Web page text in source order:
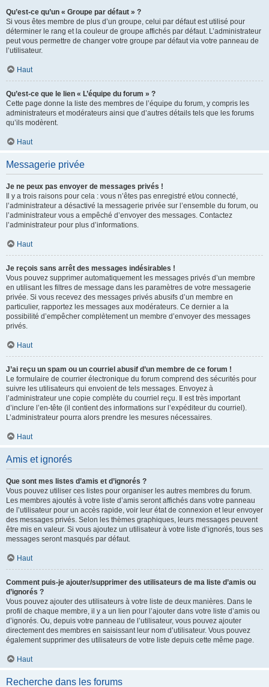
Qu’est-ce qu’un « Groupe par défaut » ?
Si vous êtes membre de plus d’un groupe, celui par défaut est utilisé pour
déterminer le rang et la couleur de groupe affichés par défaut. L’administrateur
peut vous permettre de changer votre groupe par défaut via votre panneau de
l’utilisateur.
Haut
Qu’est-ce que le lien « L’équipe du forum » ?
Cette page donne la liste des membres de l’équipe du forum, y compris les
administrateurs et modérateurs ainsi que d’autres détails tels que les forums
qu’ils modèrent.
Haut
Messagerie privée
Je ne peux pas envoyer de messages privés !
Il y a trois raisons pour cela : vous n’êtes pas enregistré et/ou connecté,
l’administrateur a désactivé la messagerie privée sur l’ensemble du forum, ou
l’administrateur vous a empêché d’envoyer des messages. Contactez
l’administrateur pour plus d’informations.
Haut
Je reçois sans arrêt des messages indésirables !
Vous pouvez supprimer automatiquement les messages privés d’un membre
en utilisant les filtres de message dans les paramètres de votre messagerie
privée. Si vous recevez des messages privés abusifs d’un membre en
particulier, rapportez les messages aux modérateurs. Ce dernier a la
possibilité d’empêcher complètement un membre d’envoyer des messages
privés.
Haut
J’ai reçu un spam ou un courriel abusif d’un membre de ce forum !
Le formulaire de courrier électronique du forum comprend des sécurités pour
suivre les utilisateurs qui envoient de tels messages. Envoyez à
l’administrateur une copie complète du courriel reçu. Il est très important
d’inclure l’en-tête (il contient des informations sur l’expéditeur du courriel).
L’administrateur pourra alors prendre les mesures nécessaires.
Haut
Amis et ignorés
Que sont mes listes d’amis et d’ignorés ?
Vous pouvez utiliser ces listes pour organiser les autres membres du forum.
Les membres ajoutés à votre liste d’amis seront affichés dans votre panneau
de l’utilisateur pour un accès rapide, voir leur état de connexion et leur envoyer
des messages privés. Selon les thèmes graphiques, leurs messages peuvent
être mis en valeur. Si vous ajoutez un utilisateur à votre liste d’ignorés, tous ses
messages seront masqués par défaut.
Haut
Comment puis-je ajouter/supprimer des utilisateurs de ma liste d’amis ou
d’ignorés ?
Vous pouvez ajouter des utilisateurs à votre liste de deux manières. Dans le
profil de chaque membre, il y a un lien pour l’ajouter dans votre liste d’amis ou
d’ignorés. Ou, depuis votre panneau de l’utilisateur, vous pouvez ajouter
directement des membres en saisissant leur nom d’utilisateur. Vous pouvez
également supprimer des utilisateurs de votre liste depuis cette même page.
Haut
Recherche dans les forums